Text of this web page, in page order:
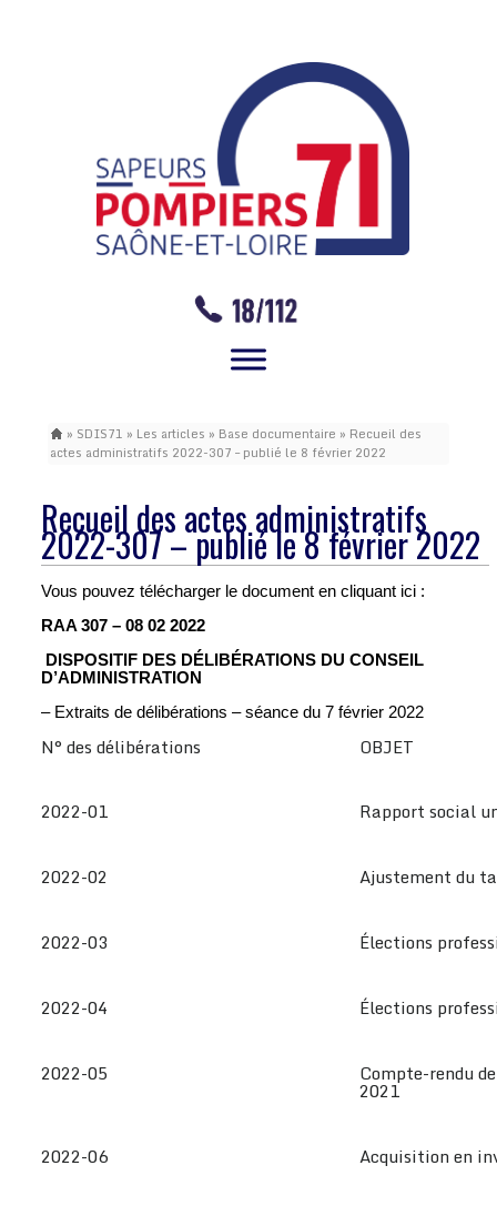
» SDIS71 » Les articles » Base documentaire » Recueil des
actes administratifs 2022-307 – publié le 8 février 2022
Recueil des actes administratifs
2022-307 – publié le 8 février 2022
Vous pouvez télécharger le document en cliquant ici :
RAA 307 – 08 02 2022
DISPOSITIF DES DÉLIBÉRATIONS DU CONSEIL
D’ADMINISTRATION
– Extraits de délibérations – séance du 7 février 2022
N° des délibérations OBJET
2022-01 Rapport social
2022-02 Ajustement du
2022-03 Élections
2022-04 Élections
2022-05 Compte-rendu
2021
2022-06 Acquisition en